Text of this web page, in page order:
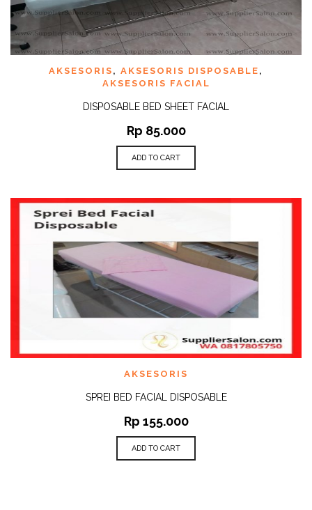
AKSESORIS , AKSESORIS DISPOSABLE ,
AKSESORIS FACIAL
DISPOSABLE BED SHEET FACIAL
Rp 85.000
ADD TO CART
AKSESORIS
SPREI BED FACIAL DISPOSABLE
Rp 155.000
ADD TO CART